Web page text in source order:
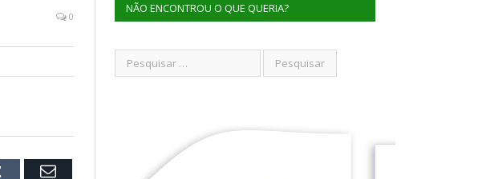
0
Tumblr Email
NÃO ENCONTROU O QUE QUERIA?